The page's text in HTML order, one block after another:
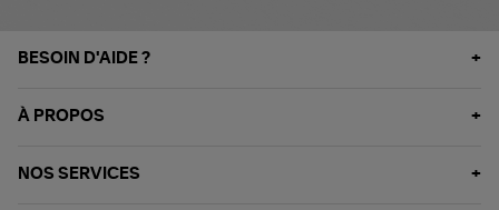
BESOIN D'AIDE ?
À PROPOS
NOS SERVICES